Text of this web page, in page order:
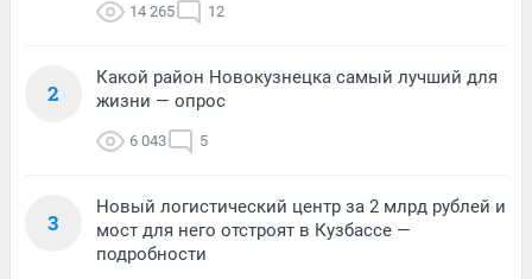
14 265 12
2
Какой район Новокузнецка самый лучший для
жизни — опрос
6 043 5
3
Новый логистический центр за 2 млрд рублей и
мост для него отстроят в Кузбассе —
подробности